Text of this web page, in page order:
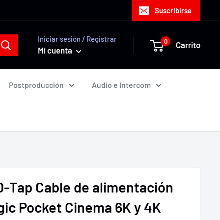
Suscribirse
Iniciar sesión / Registrar
Mi cuenta
0 Carrito
Postproducción Audio e Intercom
Tap Cable de alimentación
Pocket Cinema 6K y 4K